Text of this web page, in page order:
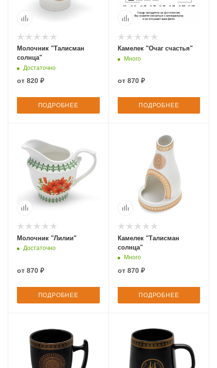
Молочник "Талисман
солнца"
Достаточно
от 820 ₽
ПОДРОБНЕЕ
Камелек "Очаг счастья"
Много
от 870 ₽
ПОДРОБНЕЕ
Молочник "Лилии"
Достаточно
от 870 ₽
ПОДРОБНЕЕ
Камелек "Талисман
солнца"
Много
от 870 ₽
ПОДРОБНЕЕ